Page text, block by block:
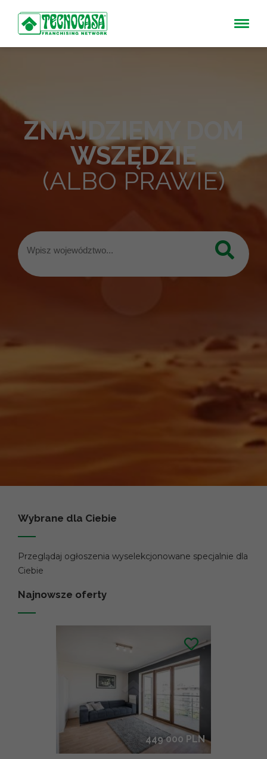
ZNAJDZIEMY DOM
WSZĘDZIE
(ALBO PRAWIE)
Wybrane dla Ciebie
Przeglądaj ogłoszenia wyselekcjonowane specjalnie dla
Ciebie
Najnowsze oferty
449 000 PLN